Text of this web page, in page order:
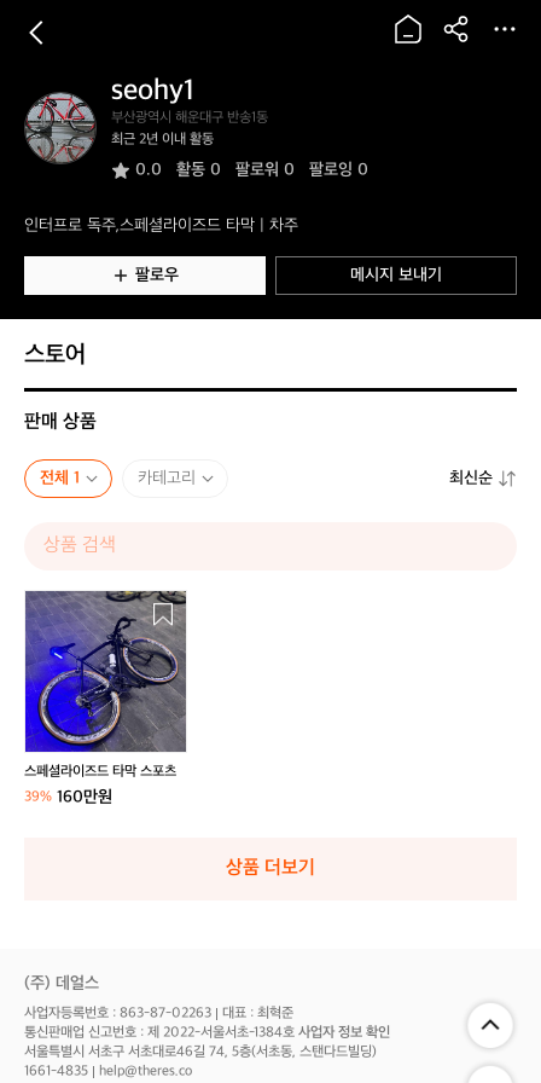
s
e
o
1
seohy1
부산광역시 해운대구 반송1동
최근 2년 이내 활동
0.0 활동 0 팔로워 0 팔로잉 0
인터프로 독주,스페셜라이즈드 타막 | 차주
팔로우 메시지 보내기
스토어
판매 상품
전체 1 카테고리 최신순
스
페
셜
라
이
즈
드
타
막
스
스페셜라이즈드 타막 스포츠
39% 160만원
상품 더보기
(주) 데얼스
사업자등록번호 : 863-87-02263 대표 : 최혁준
통신판매업 신고번호 : 제 2022-서울서초-1384호 사업자 정보 확인
서울특별시 서초구 서초대로46길 74, 5층(서초동, 스탠다드빌딩)
1661-4835
help@theres.co